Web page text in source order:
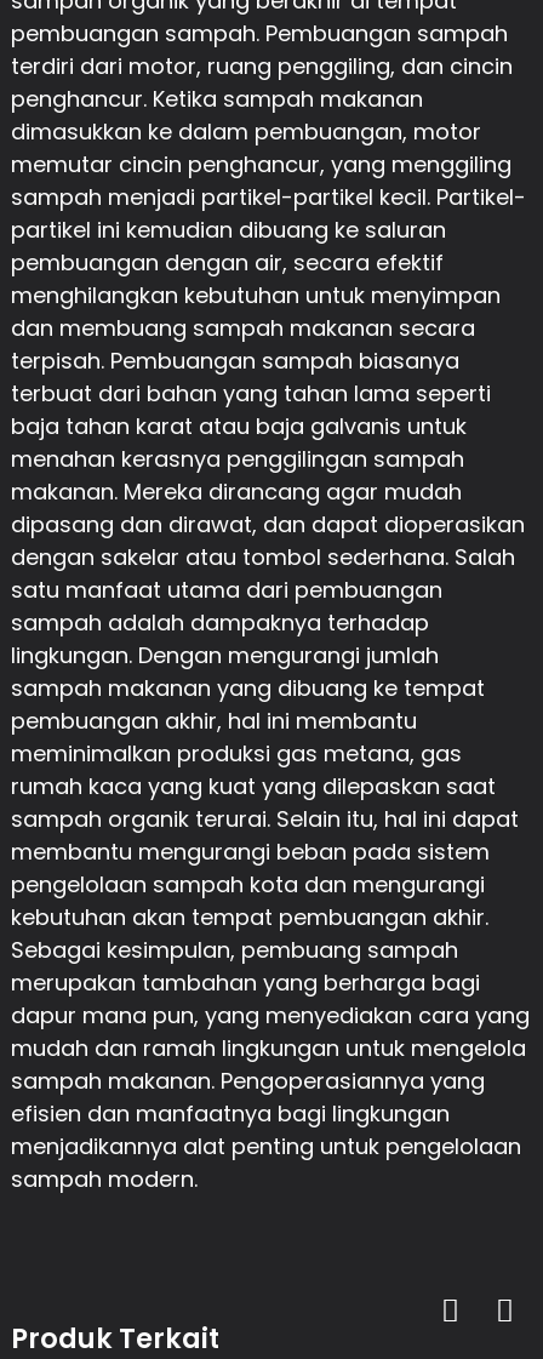
pembuangan sampah. Pembuangan sampah
terdiri dari motor, ruang penggiling, dan cincin
penghancur. Ketika sampah makanan
dimasukkan ke dalam pembuangan, motor
memutar cincin penghancur, yang menggiling
sampah menjadi partikel-partikel kecil. Partikel-
partikel ini kemudian dibuang ke saluran
pembuangan dengan air, secara efektif
menghilangkan kebutuhan untuk menyimpan
dan membuang sampah makanan secara
terpisah. Pembuangan sampah biasanya
terbuat dari bahan yang tahan lama seperti
baja tahan karat atau baja galvanis untuk
menahan kerasnya penggilingan sampah
makanan. Mereka dirancang agar mudah
dipasang dan dirawat, dan dapat dioperasikan
dengan sakelar atau tombol sederhana. Salah
satu manfaat utama dari pembuangan
sampah adalah dampaknya terhadap
lingkungan. Dengan mengurangi jumlah
sampah makanan yang dibuang ke tempat
pembuangan akhir, hal ini membantu
meminimalkan produksi gas metana, gas
rumah kaca yang kuat yang dilepaskan saat
sampah organik terurai. Selain itu, hal ini dapat
membantu mengurangi beban pada sistem
pengelolaan sampah kota dan mengurangi
kebutuhan akan tempat pembuangan akhir.
Sebagai kesimpulan, pembuang sampah
merupakan tambahan yang berharga bagi
dapur mana pun, yang menyediakan cara yang
mudah dan ramah lingkungan untuk mengelola
sampah makanan. Pengoperasiannya yang
efisien dan manfaatnya bagi lingkungan
menjadikannya alat penting untuk pengelolaan
sampah modern.
Produk Terkait